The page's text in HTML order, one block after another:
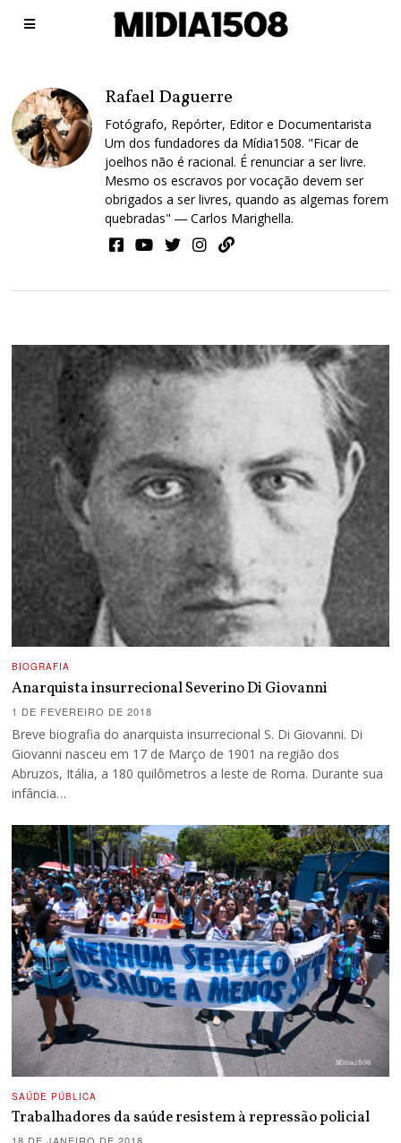
Rafael Daguerre
Fotógrafo, Repórter, Editor e Documentarista
Um dos fundadores da Mídia1508. "Ficar de
joelhos não é racional. É renunciar a ser livre.
Mesmo os escravos por vocação devem ser
obrigados a ser livres, quando as algemas forem
quebradas" ― Carlos Marighella.
BIOGRAFIA
Anarquista insurrecional Severino Di Giovanni
1 DE FEVEREIRO DE 2018
Breve biografia do anarquista insurrecional S. Di Giovanni. Di
Giovanni nasceu em 17 de Março de 1901 na região dos
Abruzos, Itália, a 180 quilômetros a leste de Roma. Durante sua
infância…
SAÚDE PÚBLICA
Trabalhadores da saúde resistem à repressão policial